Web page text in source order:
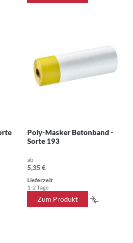
Poly-Masker Betonband -
Sorte 193
ab
5,35 €
Lieferzeit
1-2 Tage
Zum Produkt